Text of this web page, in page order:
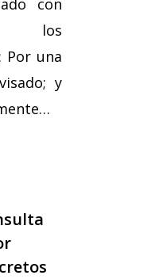
con
a los
Por una
y